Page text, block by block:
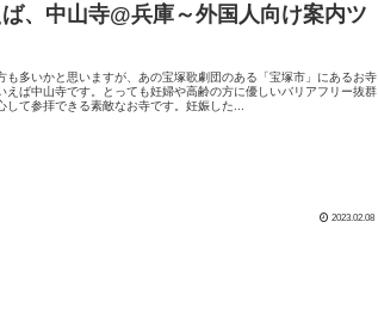
、中山寺@兵庫～外国人向け案内ツ
も多いかと思いますが、あの宝塚歌劇団のある「宝塚市」にあるお寺
えば中山寺です。とっても妊婦や高齢の方に優しいバリアフリー抜群
して参拝できる素敵なお寺です。妊娠した...
2023.02.08